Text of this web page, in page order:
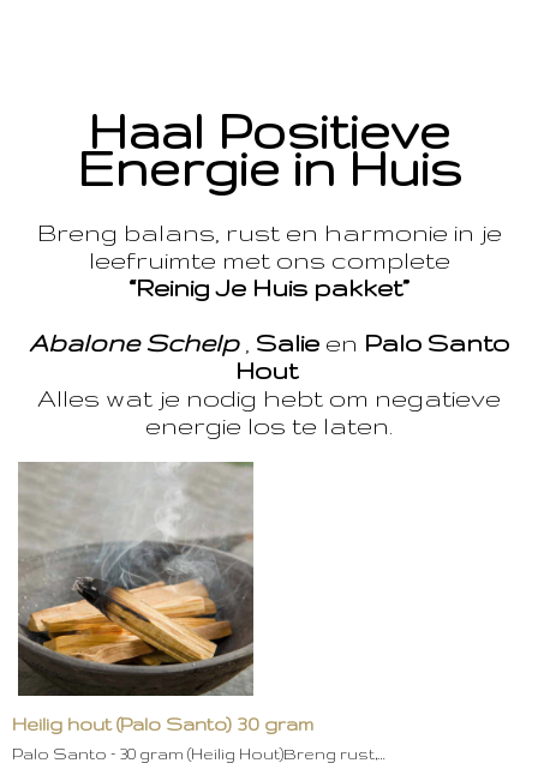
Haal Positieve
Energie in Huis
Breng balans, rust en harmonie in je
leefruimte met ons complete
“Reinig Je Huis pakket”
Abalone Schelp, Salie en Palo Santo
Hout
Alles wat je nodig hebt om negatieve
energie los te laten.
Heilig hout (Palo Santo) 30 gram
Palo Santo – 30 gram (Heilig Hout)Breng rust,…